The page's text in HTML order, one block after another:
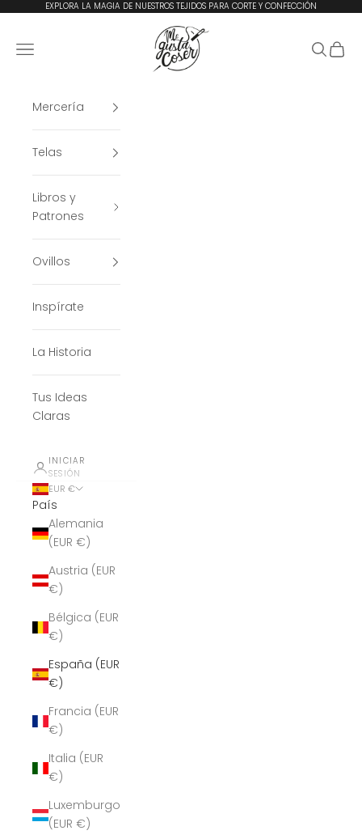
Ir al contenidoEXPLORA LA MAGIA DE NUESTROS TEJIDOS PARA CORTE Y CONFECCIÓN
Me Gusta Coser
Menú
Buscar
Cesta
Mercería
Telas
Libros y
Patrones
Ovillos
Inspírate
La Historia
Tus Ideas
Claras
INICIAR
SESIÓN
EUR €
País
Alemania
(EUR €)
Austria (EUR
€)
Bélgica (EUR
€)
España (EUR
€)
Francia (EUR
€)
Italia (EUR
€)
Luxemburgo
(EUR €)